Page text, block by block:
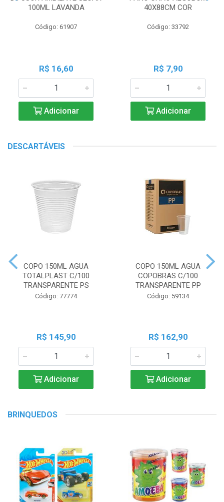
100ML LAVANDA
Código: 61907
R$ 16,60
Adicionar
40X88CM COR
Código: 33792
R$ 7,90
Adicionar
DESCARTÁVEIS
COPO 150ML AGUA
TOTALPLAST C/100
TRANSPARENTE PS
Código: 77774
R$ 145,90
Adicionar
COPO 150ML AGUA
COPOBRAS C/100
TRANSPARENTE PP
Código: 59134
R$ 162,90
Adicionar
BRINQUEDOS